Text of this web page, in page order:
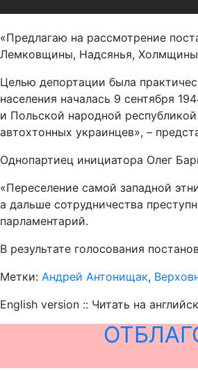
«Предлагаю на рассмотрение
Лемковщины, Надсянья,
Целью депортации была
населения началась 9 сентября
и Польской народной
автохтонных украинцев», –
Однопартиец инициатора Олег
«Переселение самой западной
а дальше сотрудничества
парламентарий.
В результате голосования
Метки: Андрей Антонищак,
English version :: Читать на